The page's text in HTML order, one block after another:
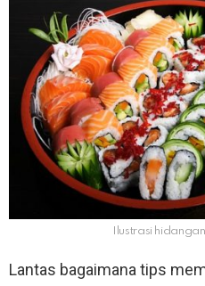
Ilustrasi
Lantas bagaimana tips